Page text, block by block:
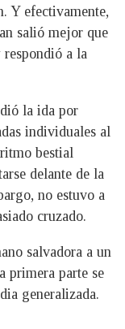
Y efectivamente,
salió mejor que
a la
la ida por
individuales al
bestial
delante de la
no estuvo a
cruzado.
salvadora a un
primera parte se
generalizada.